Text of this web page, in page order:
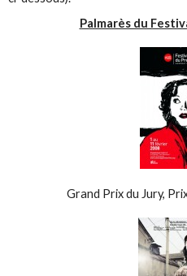
Palmarès du
Grand Prix du Jury,